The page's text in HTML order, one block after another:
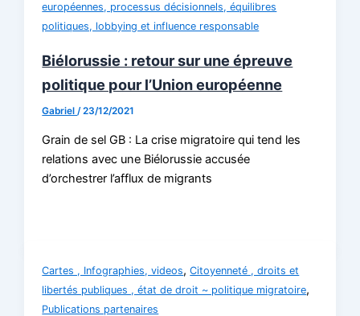
européennes, processus décisionnels, équilibres
politiques, lobbying et influence responsable
Biélorussie : retour sur une épreuve
politique pour l’Union européenne
Gabriel/23/12/2021
Grain de sel GB : La crise migratoire qui tend les
relations avec une Biélorussie accusée
d’orchestrer l’afflux de migrants
Cartes , Infographies, videos,Citoyenneté , droits et
libertés publiques , état de droit ~ politique migratoire,
Publications partenaires